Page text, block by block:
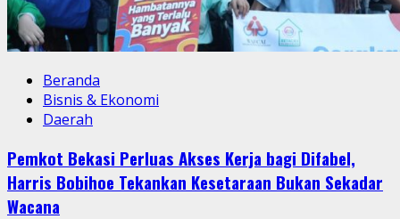
Beranda
Bisnis & Ekonomi
Daerah
Pemkot Bekasi Perluas Akses Kerja bagi Difabel,
Harris Bobihoe Tekankan Kesetaraan Bukan Sekadar
Wacana